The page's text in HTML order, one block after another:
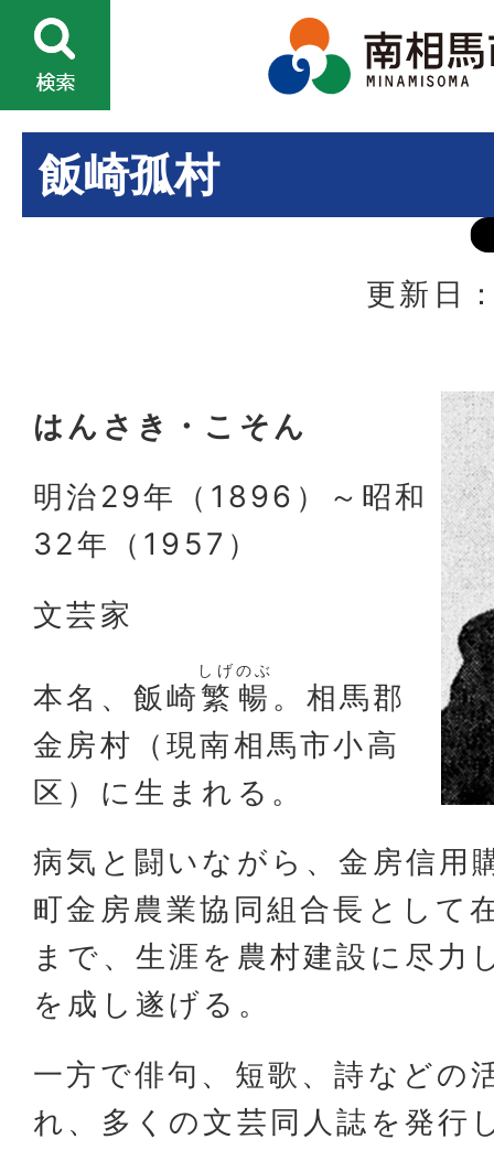
飯崎孤村
更新日
はんさき・こそん
明治29年（1896）～昭和
32年（1957）
文芸家
本名、飯崎繁
しげ
暢
のぶ
。相馬郡
金房村（現南相馬市小高
区）に生まれる。
病気と闘いながら、金房信用
町金房農業協同組合長として
まで、生涯を農村建設に尽力
を成し遂げる。
一方で俳句、短歌、詩などの
れ、多くの文芸同人誌を発行